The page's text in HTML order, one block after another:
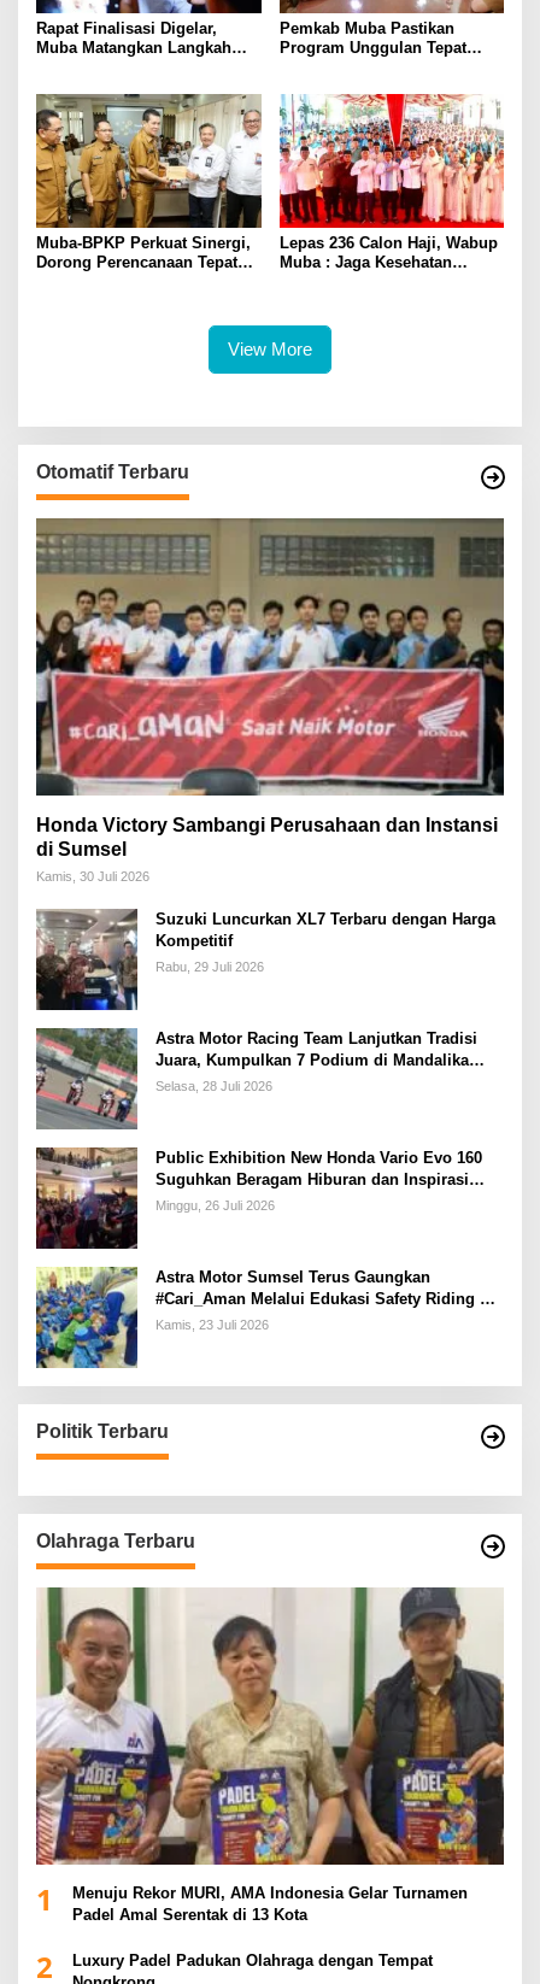
Rapat Finalisasi Digelar,
Muba Matangkan Langkah
Pemkab Muba Pastikan
Program Unggulan Tepat
Muba-BPKP Perkuat Sinergi,
Dorong Perencanaan Tepat
Lepas 236 Calon Haji, Wabup
Muba : Jaga Kesehatan
View More
Otomatif Terbaru
Honda Victory Sambangi Perusahaan dan Instansi
di Sumsel
Kamis, 30 Juli 2026
Suzuki Luncurkan XL7 Terbaru dengan Harga
Kompetitif
Rabu, 29 Juli 2026
Astra Motor Racing Team Lanjutkan Tradisi
Juara, Kumpulkan 7 Podium di Mandalika
Racing Series Putaran ke 3
Selasa, 28 Juli 2026
Public Exhibition New Honda Vario Evo 160
Suguhkan Beragam Hiburan dan Inspirasi
Modifikasi
Minggu, 26 Juli 2026
Astra Motor Sumsel Terus Gaungkan
#Cari_Aman Melalui Edukasi Safety Riding di
Sekolah
Kamis, 23 Juli 2026
Politik Terbaru
Olahraga Terbaru
1
Menuju Rekor MURI, AMA Indonesia Gelar Turnamen
Padel Amal Serentak di 13 Kota
2
Luxury Padel Padukan Olahraga dengan Tempat